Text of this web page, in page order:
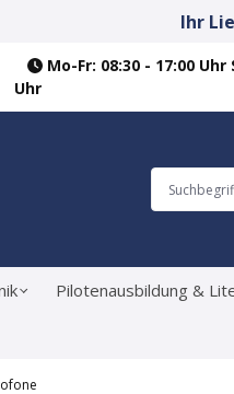
Ihr
Mo-Fr: 08:30 - 17:00 Uhr
Uhr
Pilotenausbildung &